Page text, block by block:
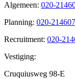
Algemeen: 020-
Planning: 020-
Recruitment: 020-
Vestiging:
Cruquiusweg 98-E